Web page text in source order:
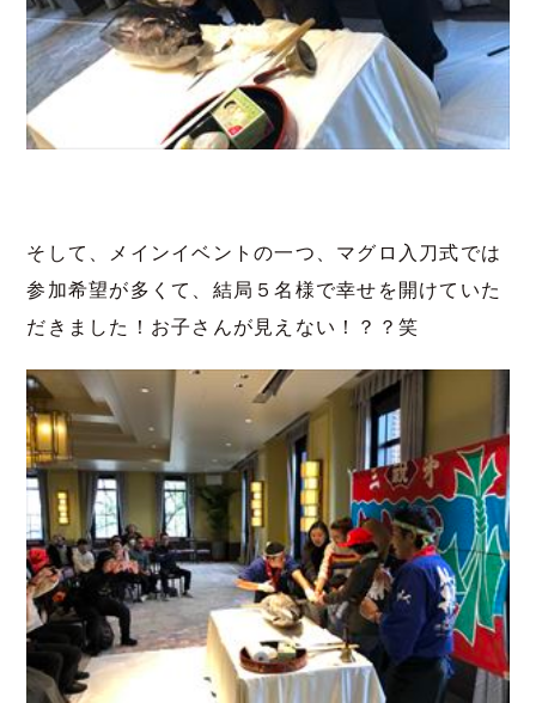
そして、メインイベントの一つ、マグロ入刀式では
参加希望が多くて、結局５名様で幸せを開けていた
だきました！お子さんが見えない！？？笑